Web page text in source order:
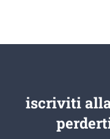
iscriviti